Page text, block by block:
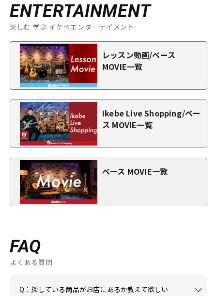
ENTERTAINMENT
楽しむ 学ぶ イケベエンターテイメント
レッスン動画/ベース
MOVIE一覧
Ikebe Live Shopping/ベー
ス MOVIE一覧
ベース MOVIE一覧
FAQ
よくある質問
Q：探している商品がお店にあるか教えて欲しい